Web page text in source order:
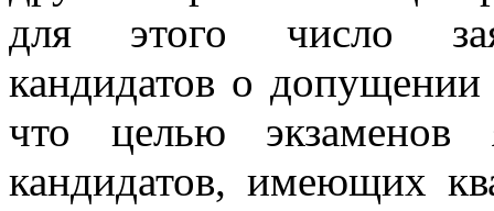
для этого число
кандидатов о допущении
что целью экзаменов
кандидатов, имеющих